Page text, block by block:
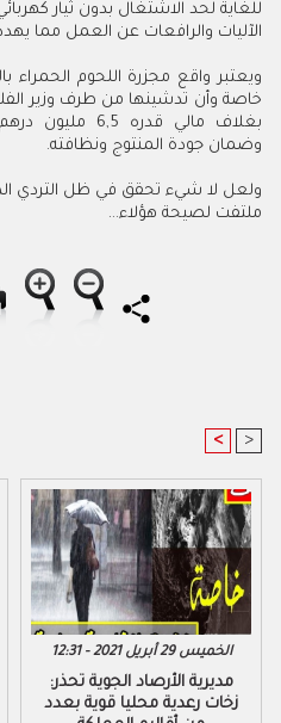
للغاية لحد الاشتغال بدون ثيار
الآليات والرافعات عن العمل مما
ويعتبر واقع مجزرة اللحوم الحمراء
خاصة وأن تدشينها من طرف وزير
بغلاف مالي
وضمان جودة المنتوج ونظافته.
ولعل لا شيء تحقق في ظل التردي
ملتفت لصيحة هؤلاء…
< >
الخميس 29 أبريل 2021 - 12:31
مديرية الأرصاد الجوية تحذر:
زخات رعدية محليا قوية بعدد